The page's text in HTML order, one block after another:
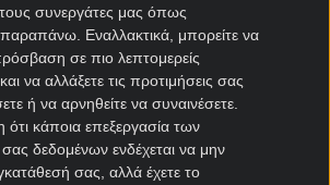
συνεργάτες μας όπως
παραπάνω. Εναλλακτικά, μπορείτε να
σε πιο λεπτομερείς
να αλλάξετε τις προτιμήσεις σας
ή να αρνηθείτε να συναινέσετε.
κάποια επεξεργασία των
δεδομένων ενδέχεται να μην
σας, αλλά έχετε το
μεταγραφές
Super League 2